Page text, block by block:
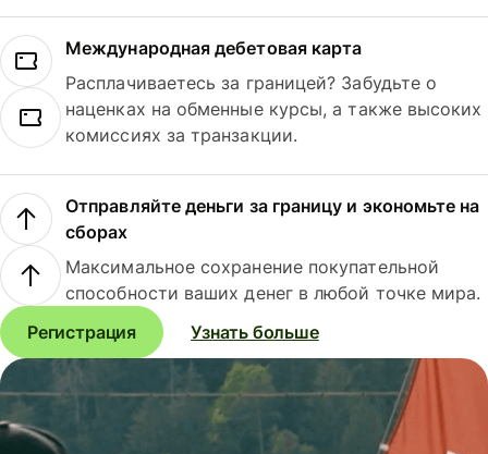
Международная дебетовая карта
Расплачиваетесь за границей? Забудьте о
наценках на обменные курсы, а также высоких
комиссиях за транзакции.
Отправляйте деньги за границу и экономьте на
сборах
Максимальное сохранение покупательной
способности ваших денег в любой точке мира.
Регистрация
Узнать больше